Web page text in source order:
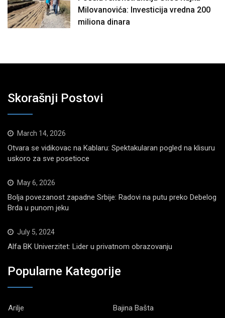
Milovanovića: Investicija vredna 200
miliona dinara
Skorašnji Postovi
March 14, 2026
Otvara se vidikovac na Kablaru: Spektakularan pogled na klisuru
uskoro za sve posetioce
May 6, 2026
Bolja povezanost zapadne Srbije: Radovi na putu preko Debelog
Brda u punom jeku
July 5, 2024
Alfa BK Univerzitet: Lider u privatnom obrazovanju
Popularne Kategorije
Arilje
Bajina Bašta